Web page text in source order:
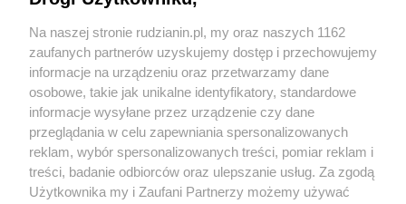
Wydawca mediów lokalnych
Nie zapomnij
zapoznać się z:
polityką prywatności regulamin korzystania z portali
Twojemiasto Skontaktuj sięz nami
Na naszej stronie rudzianin.pl, my oraz naszych 1162
zaufanych partnerów uzyskujemy dostęp i przechowujemy
informacje na urządzeniu oraz przetwarzamy dane
osobowe, takie jak unikalne identyfikatory, standardowe
informacje wysyłane przez urządzenie czy dane
przeglądania w celu zapewniania spersonalizowanych
reklam, wybór spersonalizowanych treści, pomiar reklam i
treści, badanie odbiorców oraz ulepszanie usług. Za zgodą
Użytkownika my i Zaufani Partnerzy możemy używać